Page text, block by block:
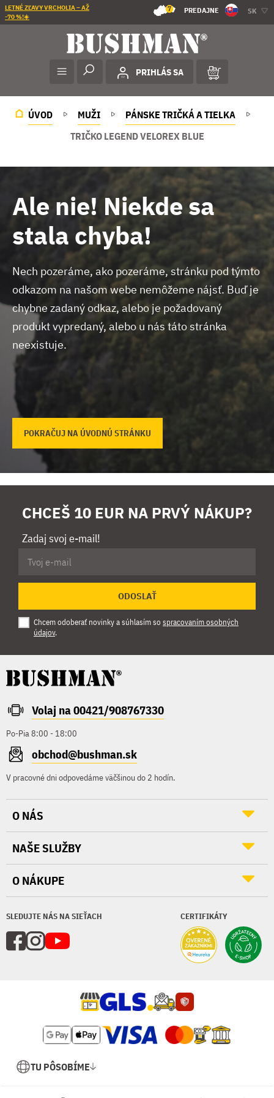
LETNÉ ZĽAVY VRCHOLIA – AŽ
-70 %!☀️
7 PREDAJNE SK
PRIHLÁS SA
ÚVOD MUŽI
PÁNSKE TRIČKÁ A TIELKA
TRIČKO LEGEND VELOREX BLUE
Ale nie! Niekde sa
stala chyba!
Nech pozeráme, ako pozeráme, stránku pod týmto
odkazom na našom webe nemôžeme nájsť. Buď je
chybne zadaný odkaz, alebo je požadovaný
produkt vypredaný, alebo u nás táto stránka
neexistuje.
POKRAČUJ NA ÚVODNÚ STRÁNKU
CHCEŠ 10 EUR NA PRVÝ NÁKUP?
Zadaj svoj e-mail!
ODOSLAŤ
Chcem odoberať novinky a súhlasím so spracovaním osobných
údajov.
Volaj na 00421/908767330
Po-Pia 8:00 - 18:00
obchod@bushman.sk
V pracovné dni odpovedáme väčšinou do 2 hodín.
SLEDUJTE NÁS NA SIEŤACH CERTIFIKÁTY
O NÁS
NAŠE SLUŽBY
O NÁKUPE
TU PÔSOBÍME